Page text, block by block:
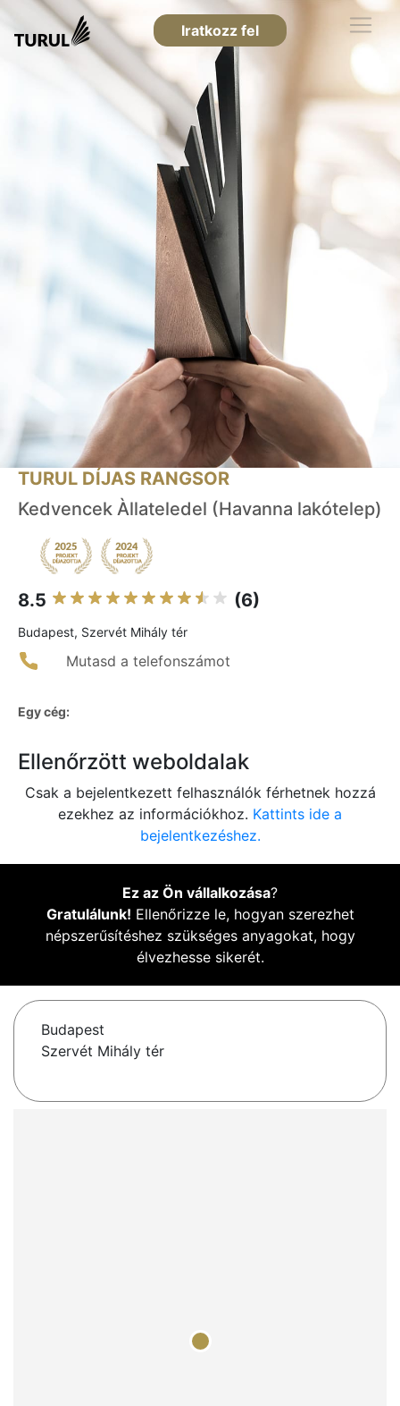
Iratkozz fel
TURUL DÍJAS RANGSOR
Kedvencek Àllateledel (Havanna lakótelep)
8.5 (6)
Budapest, Szervét Mihály tér
Mutasd a telefonszámot
Egy cég:
Ellenőrzött weboldalak
Csak a bejelentkezett felhasználók férhetnek hozzá
ezekhez az információkhoz. Kattints ide a
bejelentkezéshez.
Ez az Ön vállalkozása?
Gratulálunk! Ellenőrizze le, hogyan szerezhet
népszerűsítéshez szükséges anyagokat, hogy
élvezhesse sikerét.
Budapest
Szervét Mihály tér